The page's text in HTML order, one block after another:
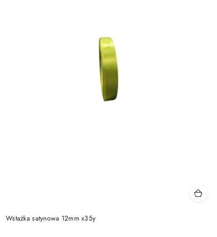
Wstażka satynowa 12mm x35y